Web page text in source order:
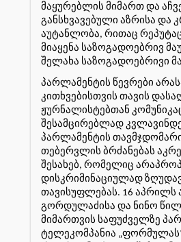
მაყურებლის მიმართ და
განსხვავებული აზრისა და
აუტანლობა, რითაც
მიაყენა საზოგადოებრივ
შელახა საზოგადოებრივი
პარლამენტის წევრები
კითხვებისთვის თავის
ჟურნალისტებთან
შესამცირებლად
პარლამენტის
თებერვლის ბრძანებას
შესახებ, რომელიც
დისკრიმინაციულად
თავისუფლებას. 16 აპრილს
გორდულაძისა და ნინო
მიმართვის საფუძველზე
ტელეკომპანია